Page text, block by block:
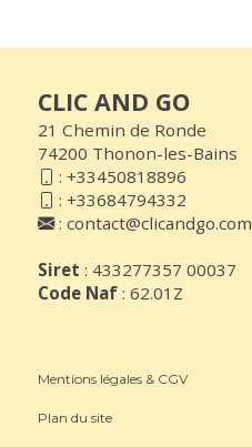
CLIC AND GO
21 Chemin de Ronde
74200 Thonon-les-Bains
: +33450818896
: +33684794332
: contact@clicandgo.com
Siret : 433277357 00037
Code Naf : 62.01Z
Mentions légales & CGV
Plan du site